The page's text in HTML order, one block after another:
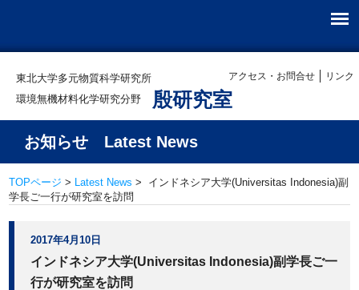
東北大学多元物質科学研究所
環境無機材料化学研究分野
殷研究室
アクセス・お問合せ リンク
お知らせ Latest News
TOPページ > Latest News > インドネシア大学(Universitas Indonesia)副
学長ご一行が研究室を訪問
2017年4月10日
インドネシア大学(Universitas Indonesia)副学長ご一
行が研究室を訪問